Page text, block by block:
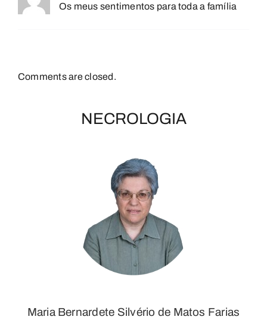
Os meus sentimentos para toda a família
Comments are closed.
NECROLOGIA
Maria Bernardete Silvério de Matos Farias